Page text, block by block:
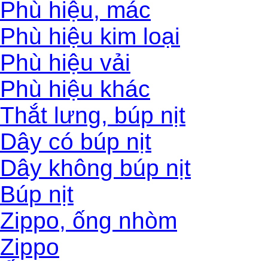
Phù hiệu, mác
Phù hiệu kim loại
Phù hiệu vải
Phù hiệu khác
Thắt lưng, búp nịt
Dây có búp nịt
Dây không búp nịt
Búp nịt
Zippo, ống nhòm
Zippo